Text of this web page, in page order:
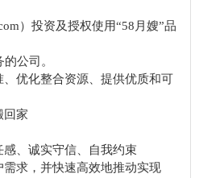
）投资及授权使用“58月嫂”品
公司。
优化整合资源、提供优质和可
回家
、诚实守信、自我约束
求，并快速高效地推动实现